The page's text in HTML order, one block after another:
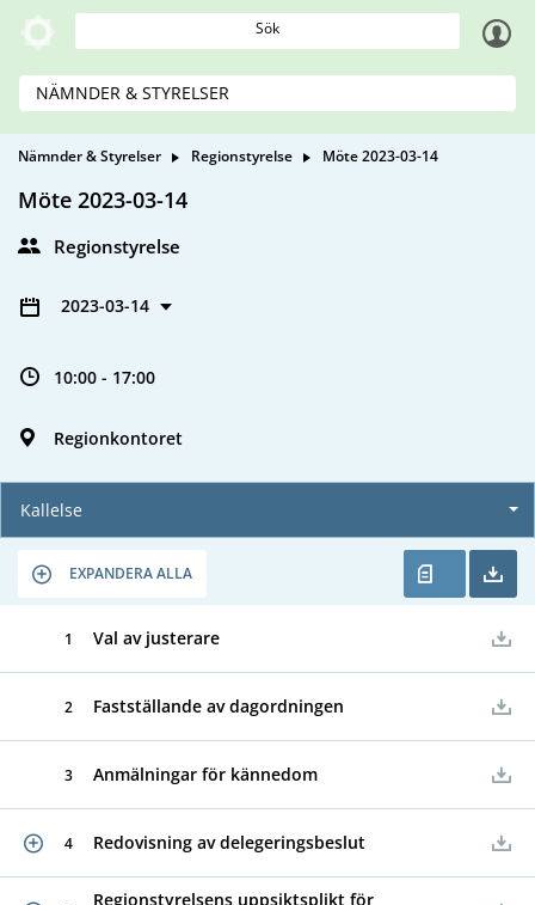
Sök
NÄMNDER & STYRELSER
Nämnder & Styrelser Regionstyrelse Möte 2023-03-14
Möte 2023-03-14
Regionstyrelse
2023-03-14
10:00 - 17:00
Regionkontoret
Kallelse
EXPANDERA ALLA
1 Val av justerare
2 Fastställande av dagordningen
3 Anmälningar för kännedom
4 Redovisning av delegeringsbeslut
Regionstyrelsens uppsiktsplikt för